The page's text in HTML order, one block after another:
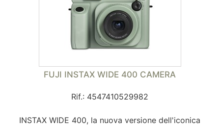
FUJI INSTAX WIDE 400 CAMERA
Rif.: 4547410529982
INSTAX WIDE 400, la nuova versione dell'iconica